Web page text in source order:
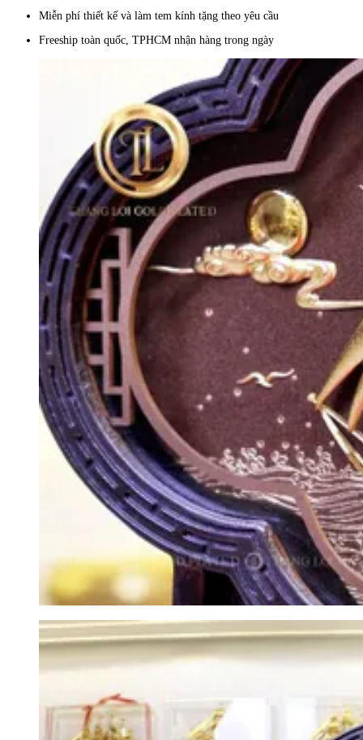
Miễn phí thiết kế và làm tem kính tặng theo yêu cầu
Freeship toàn quốc, TPHCM nhận hàng trong ngày